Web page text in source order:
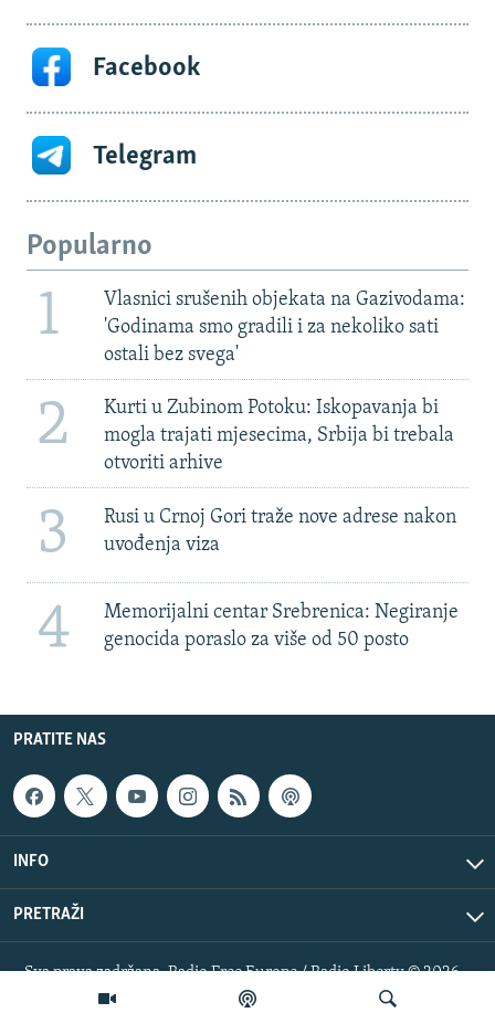
Facebook
Telegram
Popularno
1
Vlasnici srušenih objekata na Gazivodama:
'Godinama smo gradili i za nekoliko sati
ostali bez svega'
2
Kurti u Zubinom Potoku: Iskopavanja bi
mogla trajati mjesecima, Srbija bi trebala
otvoriti arhive
3
Rusi u Crnoj Gori traže nove adrese nakon
uvođenja viza
4
Memorijalni centar Srebrenica: Negiranje
genocida poraslo za više od 50 posto
PRATITE NAS
INFO
PRETRAŽI
Sva prava zadržana. Radio Free Europe / Radio Liberty © 2026
RFE/RL, Inc.